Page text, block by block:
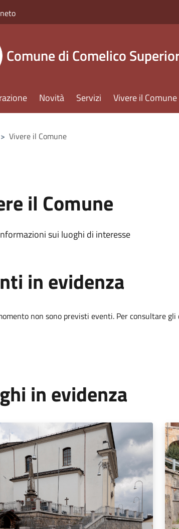
Comune di Comelico
Novità Servizi Vivere il Comune
> Vivere il Comune
il Comune
sui luoghi di interesse
in evidenza
non sono previsti eventi. Per consultare
in evidenza